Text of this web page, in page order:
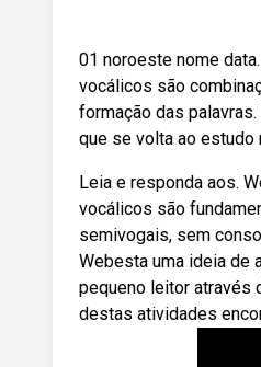
01 noroeste nome
vocálicos são
formação das
que se volta ao
Leia e responda aos.
vocálicos são
semivogais, sem
Webesta uma ideia de
pequeno leitor através
destas atividades